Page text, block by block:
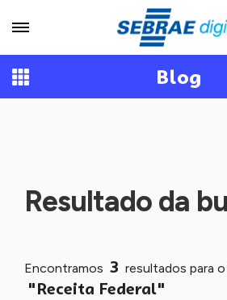
Blog
Resultado da
Encontramos 3 resultados para
"Receita Federal"